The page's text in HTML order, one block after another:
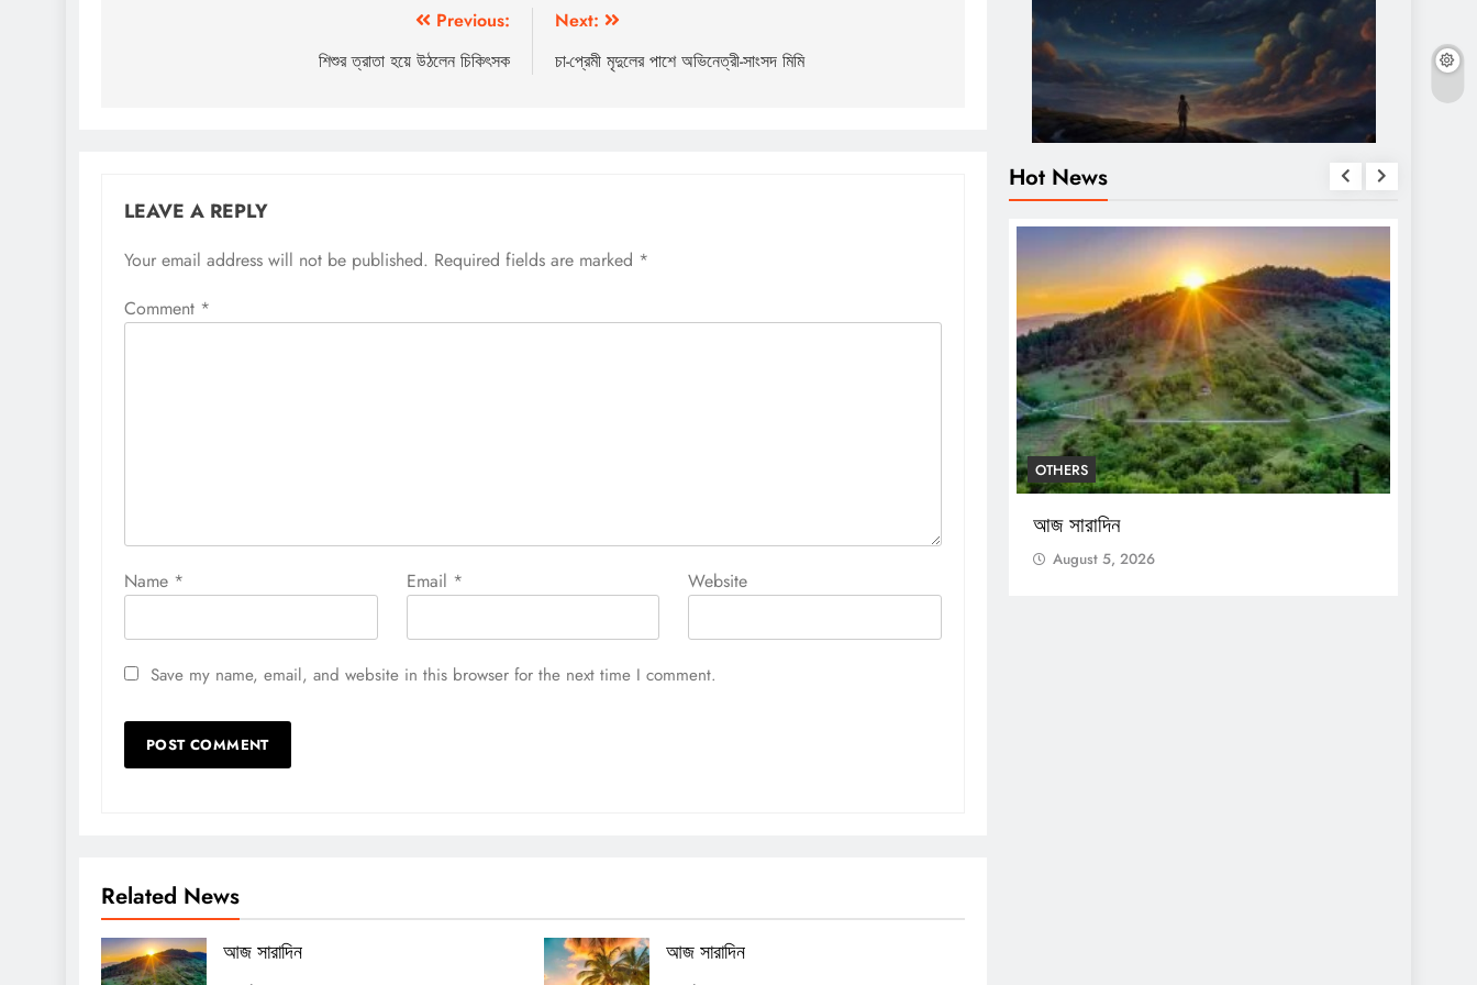
Previous:
শিশুর ত্রাতা হয়ে উঠলেন চিকিৎসক
Next:
চা-প্রেমী মৃদুলের পাশে অভিনেত্রী-সাংসদ মিমি
LEAVE A REPLY
Your email address will not be published. Required fields are marked *
Comment *
Name * Email * Website
Save my name, email, and website in this browser for the next time I comment.
Related News
আজ সারাদিন আজ সারাদিন
Hot News
August 5, 2026
OTHERS
আজ সারাদিন
August 5, 2026